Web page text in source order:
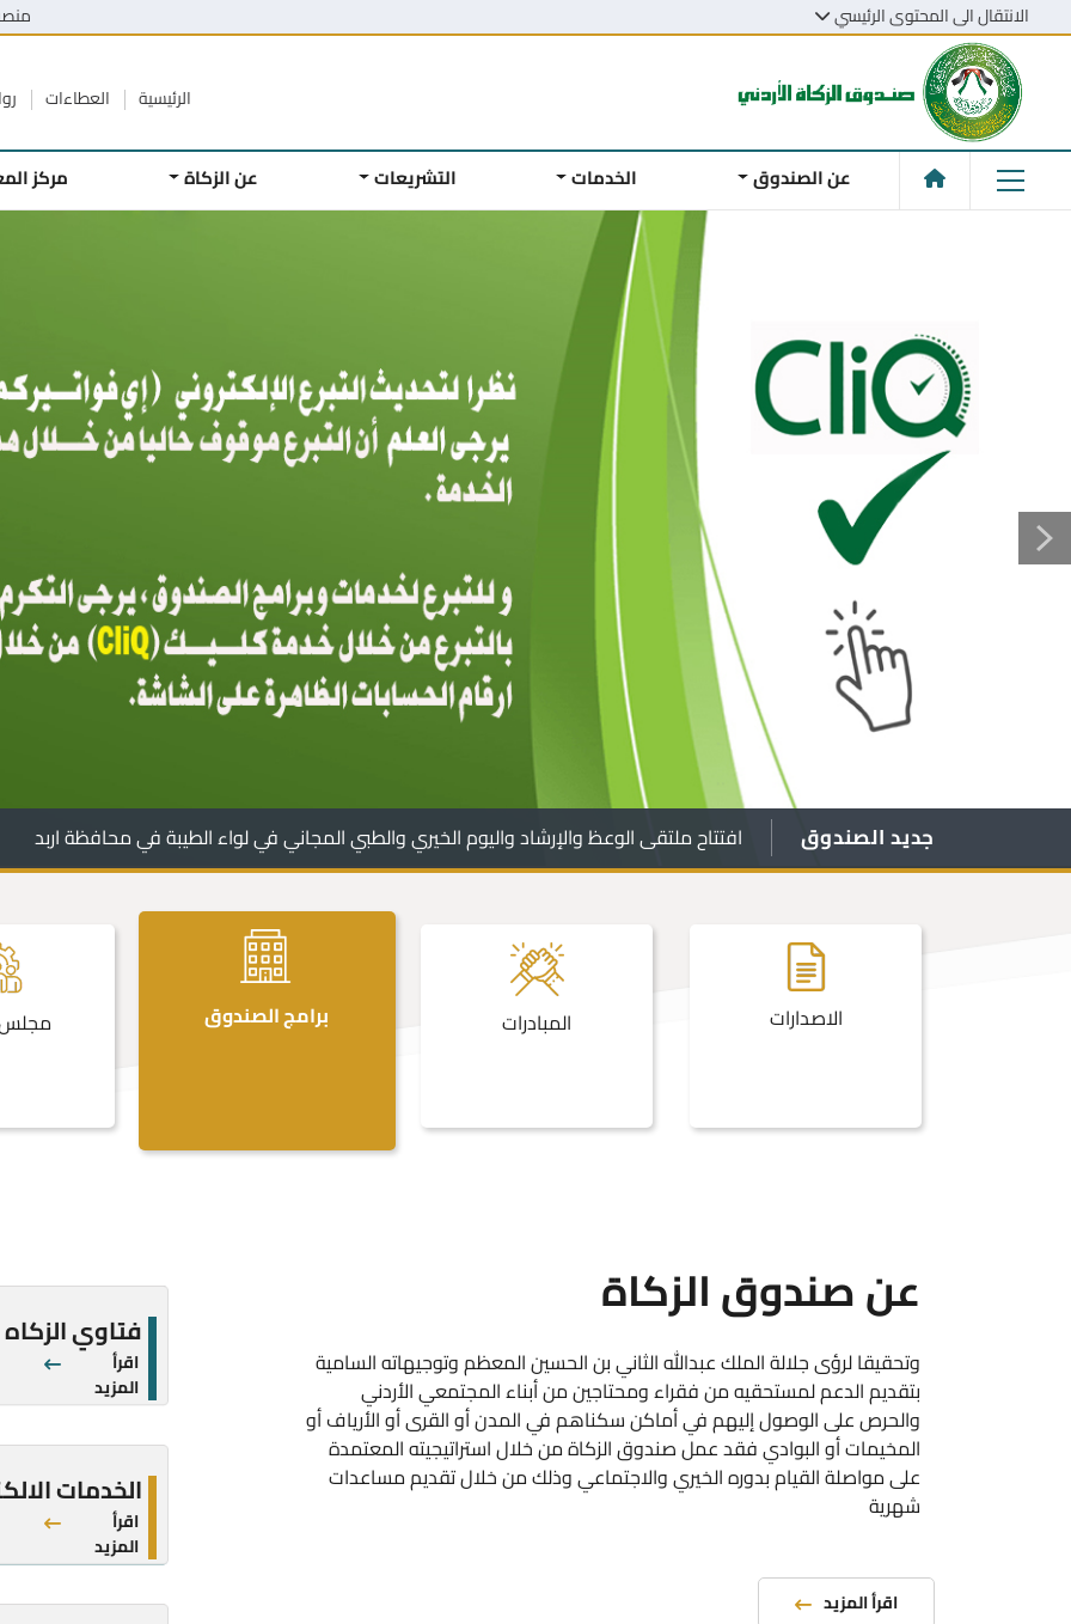
الانتقال الى المحتوى الرئيسي
الرئيسية العطاءات
عن الصندوق الخدمات التشريعات عن الزكاة مركز
جديد الصندوق افتتاح ملتقى الوعظ والإرشاد واليوم الخيري والطبي المجاني في لواء الطيبة في محافظة اربد
الاصدارات المبادرات برامج الصندوق مجلس
عن صندوق الزكاة
وتحقيقا لرؤى جلالة الملك عبدالله الثاني بن الحسين المعظم وتوجيهاته السامية
بتقديم الدعم لمستحقيه من فقراء ومحتاجين من أبناء المجتمعي الأردني
والحرص على الوصول إليهم في أماكن سكناهم في المدن أو القرى أو الأرياف أو
المخيمات أو البوادي فقد عمل صندوق الزكاة من خلال استراتيجيته المعتمدة
على مواصلة القيام بدوره الخيري والاجتماعي وذلك من خلال تقديم مساعدات
شهرية
اقرأ المزيد
فتاوي الزكاه
اقرأ
المزيد
الخدمات
اقرأ
المزيد